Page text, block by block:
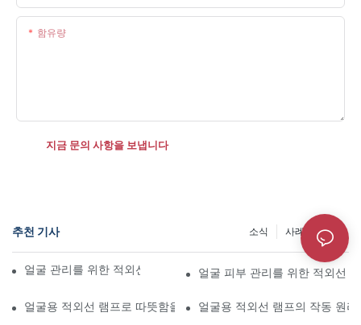
함유량
지금 문의 사항을 보냅니다
추천 기사 정보
사례
소식
얼굴 관리를 위한 적외선 램프의 5가지 필수 기능얼굴 피부 관리를 위한 적외선
얼굴용 적외선 램프로 따뜻함을 경험하세요얼굴용 적외선 램프의 작동 원리